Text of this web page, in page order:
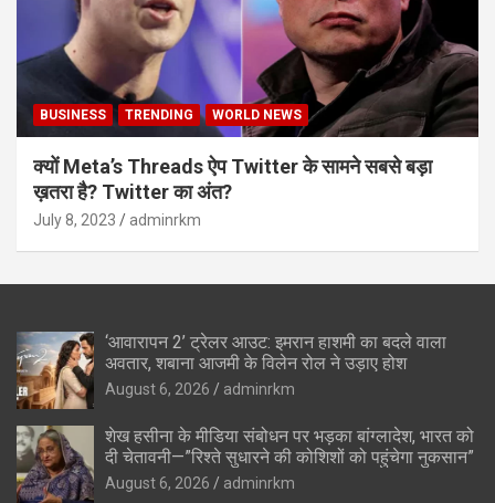
BUSINESS TRENDING WORLD NEWS
क्यों Meta’s Threads ऐप Twitter के सामने सबसे बड़ा
ख़तरा है? Twitter का अंत?
July 8, 2023 adminrkm
‘आवारापन 2’ ट्रेलर आउट: इमरान हाशमी का बदले वाला
अवतार, शबाना आजमी के विलेन रोल ने उड़ाए होश
August 6, 2026 adminrkm
शेख हसीना के मीडिया संबोधन पर भड़का बांग्लादेश, भारत को
दी चेतावनी—”रिश्ते सुधारने की कोशिशों को पहुंचेगा नुकसान”
August 6, 2026 adminrkm